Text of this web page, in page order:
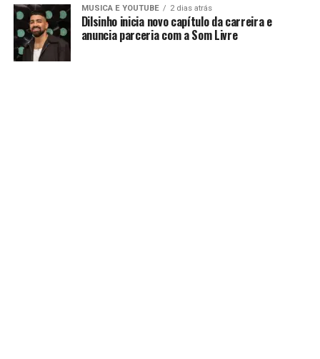
MUSICA E YOUTUBE 2 dias atrás
Dilsinho inicia novo capítulo da carreira e
anuncia parceria com a Som Livre